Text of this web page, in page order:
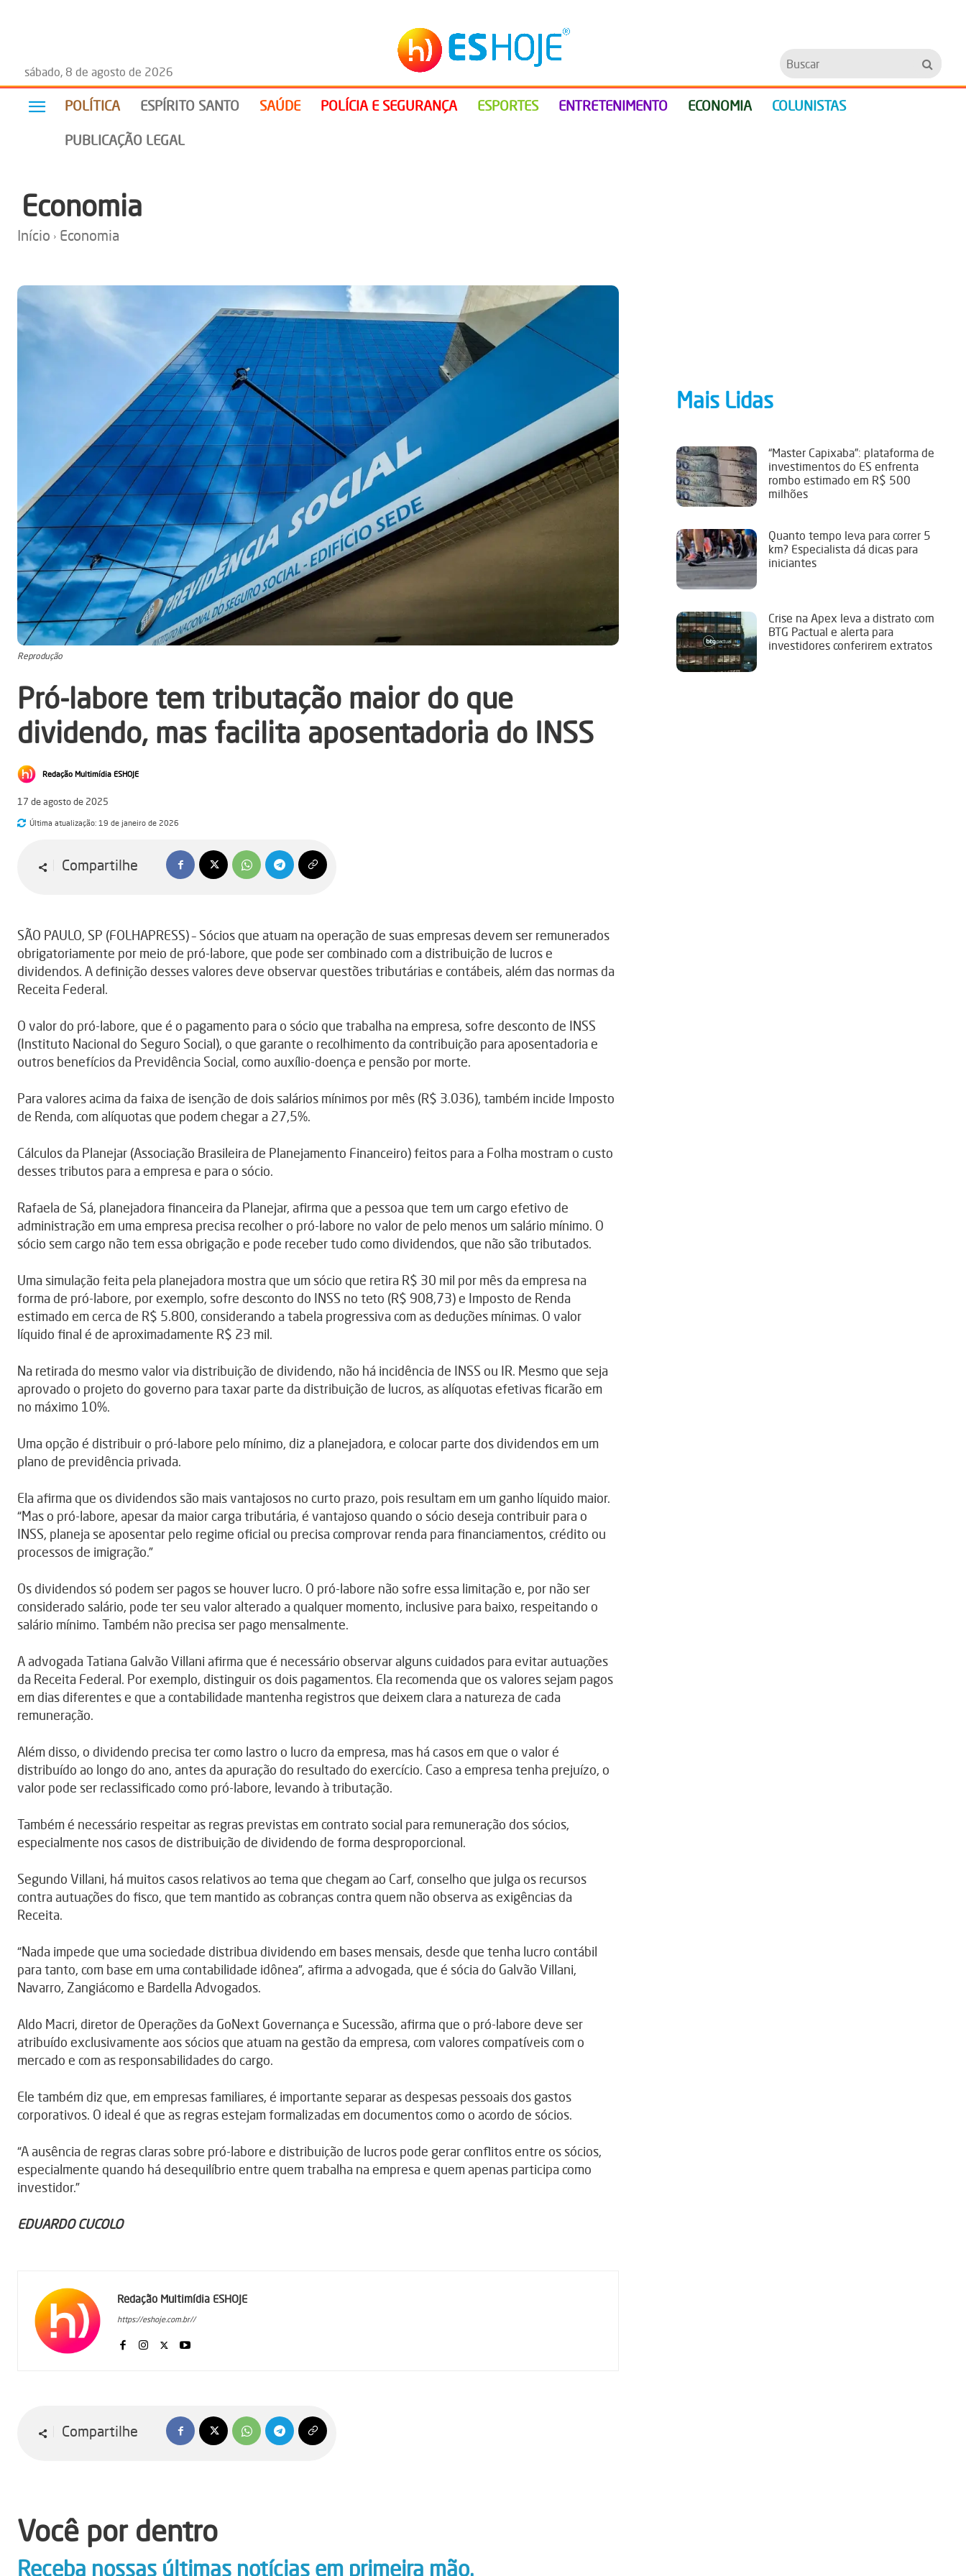
sábado, 8 de agosto de 2026
Buscar
POLÍTICA ESPÍRITO SANTO SAÚDE POLÍCIA E SEGURANÇA ESPORTES ENTRETENIMENTO ECONOMIA COLUNISTAS
PUBLICAÇÃO LEGAL
Economia
Início Economia
Reprodução
Pró-labore tem tributação maior do que
dividendo, mas facilita aposentadoria do INSS
Redação Multimídia ESHOJE
17 de agosto de 2025
Última atualização: 19 de janeiro de 2026
Compartilhe
SÃO PAULO, SP (FOLHAPRESS) – Sócios que atuam na operação de suas empresas devem ser remunerados
obrigatoriamente por meio de pró-labore, que pode ser combinado com a distribuição de lucros e
dividendos. A definição desses valores deve observar questões tributárias e contábeis, além das normas da
Receita Federal.
O valor do pró-labore, que é o pagamento para o sócio que trabalha na empresa, sofre desconto de INSS
(Instituto Nacional do Seguro Social), o que garante o recolhimento da contribuição para aposentadoria e
outros benefícios da Previdência Social, como auxílio-doença e pensão por morte.
Para valores acima da faixa de isenção de dois salários mínimos por mês (R$ 3.036), também incide Imposto
de Renda, com alíquotas que podem chegar a 27,5%.
Cálculos da Planejar (Associação Brasileira de Planejamento Financeiro) feitos para a Folha mostram o custo
desses tributos para a empresa e para o sócio.
Rafaela de Sá, planejadora financeira da Planejar, afirma que a pessoa que tem um cargo efetivo de
administração em uma empresa precisa recolher o pró-labore no valor de pelo menos um salário mínimo. O
sócio sem cargo não tem essa obrigação e pode receber tudo como dividendos, que não são tributados.
Uma simulação feita pela planejadora mostra que um sócio que retira R$ 30 mil por mês da empresa na
forma de pró-labore, por exemplo, sofre desconto do INSS no teto (R$ 908,73) e Imposto de Renda
estimado em cerca de R$ 5.800, considerando a tabela progressiva com as deduções mínimas. O valor
líquido final é de aproximadamente R$ 23 mil.
Na retirada do mesmo valor via distribuição de dividendo, não há incidência de INSS ou IR. Mesmo que seja
aprovado o projeto do governo para taxar parte da distribuição de lucros, as alíquotas efetivas ficarão em
no máximo 10%.
Uma opção é distribuir o pró-labore pelo mínimo, diz a planejadora, e colocar parte dos dividendos em um
plano de previdência privada.
Ela afirma que os dividendos são mais vantajosos no curto prazo, pois resultam em um ganho líquido maior.
“Mas o pró-labore, apesar da maior carga tributária, é vantajoso quando o sócio deseja contribuir para o
INSS, planeja se aposentar pelo regime oficial ou precisa comprovar renda para financiamentos, crédito ou
processos de imigração.”
Os dividendos só podem ser pagos se houver lucro. O pró-labore não sofre essa limitação e, por não ser
considerado salário, pode ter seu valor alterado a qualquer momento, inclusive para baixo, respeitando o
salário mínimo. Também não precisa ser pago mensalmente.
A advogada Tatiana Galvão Villani afirma que é necessário observar alguns cuidados para evitar autuações
da Receita Federal. Por exemplo, distinguir os dois pagamentos. Ela recomenda que os valores sejam pagos
em dias diferentes e que a contabilidade mantenha registros que deixem clara a natureza de cada
remuneração.
Além disso, o dividendo precisa ter como lastro o lucro da empresa, mas há casos em que o valor é
distribuído ao longo do ano, antes da apuração do resultado do exercício. Caso a empresa tenha prejuízo, o
valor pode ser reclassificado como pró-labore, levando à tributação.
Também é necessário respeitar as regras previstas em contrato social para remuneração dos sócios,
especialmente nos casos de distribuição de dividendo de forma desproporcional.
Segundo Villani, há muitos casos relativos ao tema que chegam ao Carf, conselho que julga os recursos
contra autuações do fisco, que tem mantido as cobranças contra quem não observa as exigências da
Receita.
“Nada impede que uma sociedade distribua dividendo em bases mensais, desde que tenha lucro contábil
para tanto, com base em uma contabilidade idônea”, afirma a advogada, que é sócia do Galvão Villani,
Navarro, Zangiácomo e Bardella Advogados.
Aldo Macri, diretor de Operações da GoNext Governança e Sucessão, afirma que o pró-labore deve ser
atribuído exclusivamente aos sócios que atuam na gestão da empresa, com valores compatíveis com o
mercado e com as responsabilidades do cargo.
Ele também diz que, em empresas familiares, é importante separar as despesas pessoais dos gastos
corporativos. O ideal é que as regras estejam formalizadas em documentos como o acordo de sócios.
“A ausência de regras claras sobre pró-labore e distribuição de lucros pode gerar conflitos entre os sócios,
especialmente quando há desequilíbrio entre quem trabalha na empresa e quem apenas participa como
investidor.”
EDUARDO CUCOLO
Redação Multimídia ESHOJE
https://eshoje.com.br//
Compartilhe
Você por dentro
Receba nossas últimas notícias em primeira mão.
Mais Lidas
“Master Capixaba”: plataforma de
investimentos do ES enfrenta
rombo estimado em R$ 500
milhões
Quanto tempo leva para correr 5
km? Especialista dá dicas para
iniciantes
Crise na Apex leva a distrato com
BTG Pactual e alerta para
investidores conferirem extratos